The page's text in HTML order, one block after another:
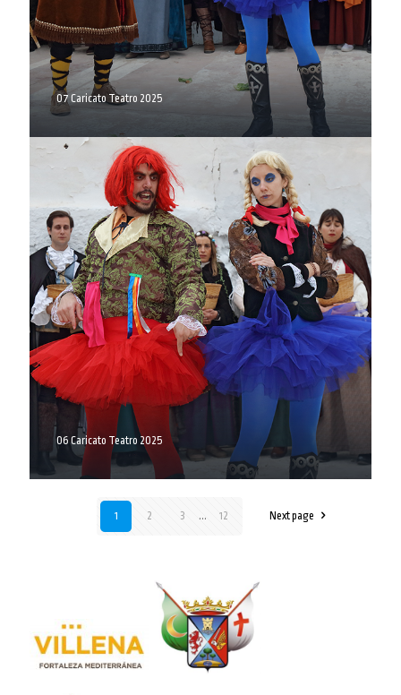
07 Caricato Teatro 2025
06 Caricato Teatro 2025
1 2 3 ... 12 Next page